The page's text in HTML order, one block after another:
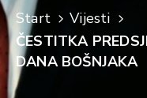
Start
Vijesti
ČESTITKA
DANA BOŠNJAKA